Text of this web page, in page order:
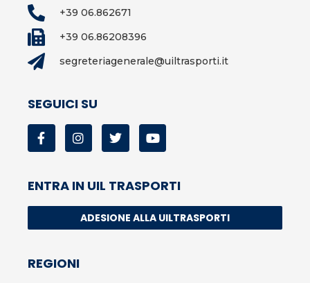
+39 06.862671
+39 06.86208396
segreteriagenerale@uiltrasporti.it
SEGUICI SU
ENTRA IN UIL TRASPORTI
ADESIONE ALLA UILTRASPORTI
REGIONI